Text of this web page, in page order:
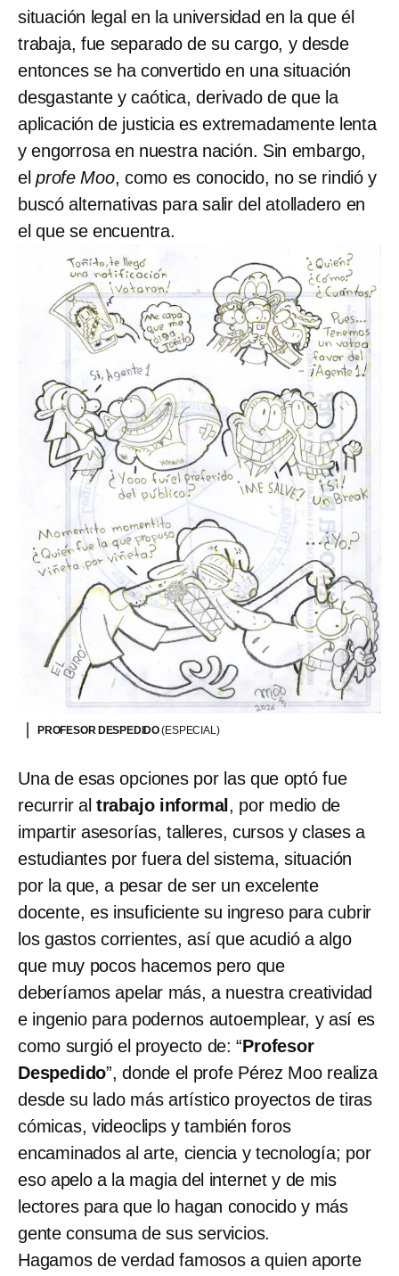
situación legal en la universidad en la que él
trabaja, fue separado de su cargo, y desde
entonces se ha convertido en una situación
desgastante y caótica, derivado de que la
aplicación de justicia es extremadamente lenta
y engorrosa en nuestra nación. Sin embargo,
el profe Moo, como es conocido, no se rindió y
buscó alternativas para salir del atolladero en
el que se encuentra.
PROFESOR DESPEDIDO(ESPECIAL)
Una de esas opciones por las que optó fue
recurrir al trabajo informal , por medio de
impartir asesorías, talleres, cursos y clases a
estudiantes por fuera del sistema, situación
por la que, a pesar de ser un excelente
docente, es insuficiente su ingreso para cubrir
los gastos corrientes, así que acudió a algo
que muy pocos hacemos pero que
deberíamos apelar más, a nuestra creatividad
e ingenio para podernos autoemplear, y así es
como surgió el proyecto de: “Profesor
Despedido”, donde el profe Pérez Moo realiza
desde su lado más artístico proyectos de tiras
cómicas, videoclips y también foros
encaminados al arte, ciencia y tecnología; por
eso apelo a la magia del internet y de mis
lectores para que lo hagan conocido y más
gente consuma de sus servicios.
Hagamos de verdad famosos a quien aporte